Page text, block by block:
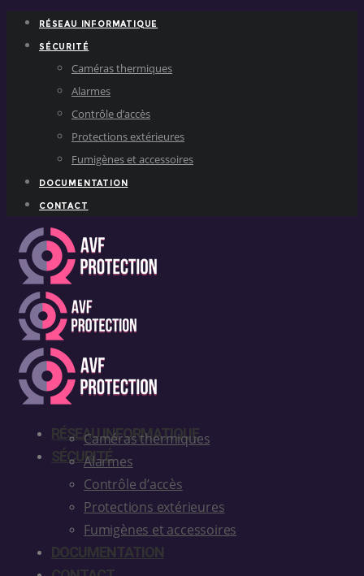
RÉSEAU INFORMATIQUE
SÉCURITÉ
Caméras thermiques
Alarmes
Contrôle d’accès
Protections extérieures
Fumigènes et accessoires
DOCUMENTATION
CONTACT
RÉSEAU INFORMATIQUE
SÉCURITÉ
Caméras thermiques
Alarmes
Contrôle d’accès
Protections extérieures
Fumigènes et accessoires
DOCUMENTATION